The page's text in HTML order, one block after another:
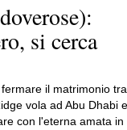
si cerca
il matrimonio tra
vola ad Abu Dhabi e
con l'eterna amata in